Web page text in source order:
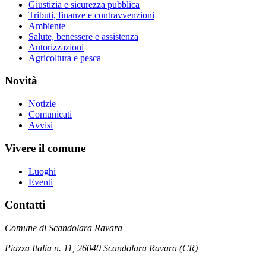
Giustizia e sicurezza pubblica
Tributi, finanze e contravvenzioni
Ambiente
Salute, benessere e assistenza
Autorizzazioni
Agricoltura e pesca
Novità
Notizie
Comunicati
Avvisi
Vivere il comune
Luoghi
Eventi
Contatti
Comune di Scandolara Ravara
Piazza Italia n. 11, 26040 Scandolara Ravara (CR)